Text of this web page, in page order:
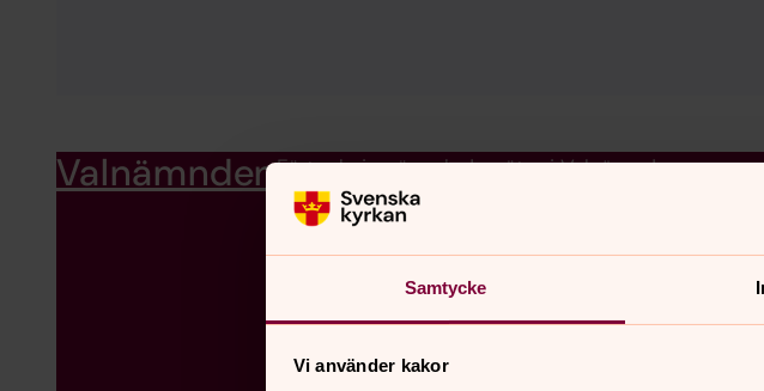
Samtycke
Vi använder kakor
ValnämndenFörteckning över ledamöter i Valnämnden.